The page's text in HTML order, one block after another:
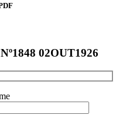
02OUT1926